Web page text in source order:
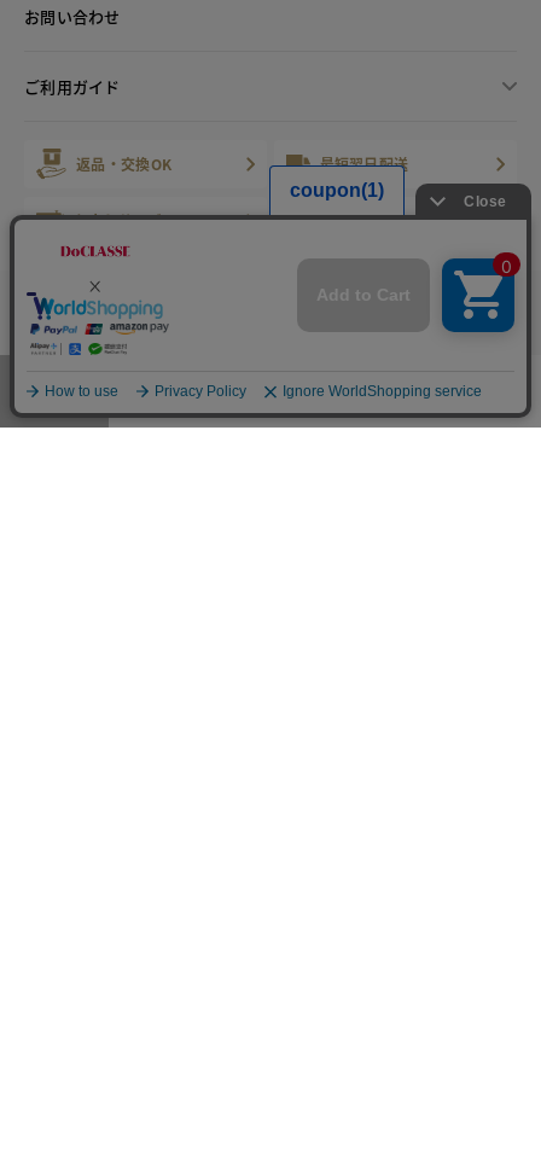
カラー・サイズを選択する
お問い合わせ
ご利用ガイド
返品・交換OK 最短翌日配送
お直しサービス 心を込めたギフト
会員サービス
お店で試着サービス
電話でご相談 受付時間 9:00～21:00 年中無休